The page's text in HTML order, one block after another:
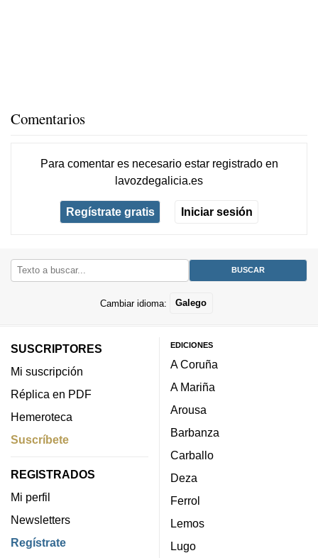
Comentarios
Para comentar es necesario estar registradoen
lavozdegalicia.es
Regístrate gratis Iniciar sesión
Cambiar idioma: Galego
SUSCRIPTORES
Mi suscripción
Réplica en PDF
Hemeroteca
Suscríbete
REGISTRADOS
Mi perfil
Newsletters
Regístrate
EDICIONES
A Coruña
A Mariña
Arousa
Barbanza
Carballo
Deza
Ferrol
Lemos
Lugo